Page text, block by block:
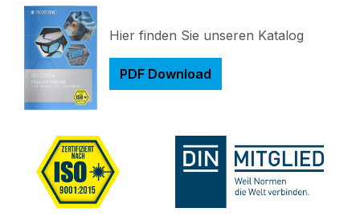
Hier finden Sie unseren Katalog
PDF Download